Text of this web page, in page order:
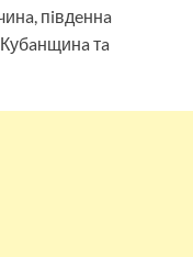
пiвдeннa
тa